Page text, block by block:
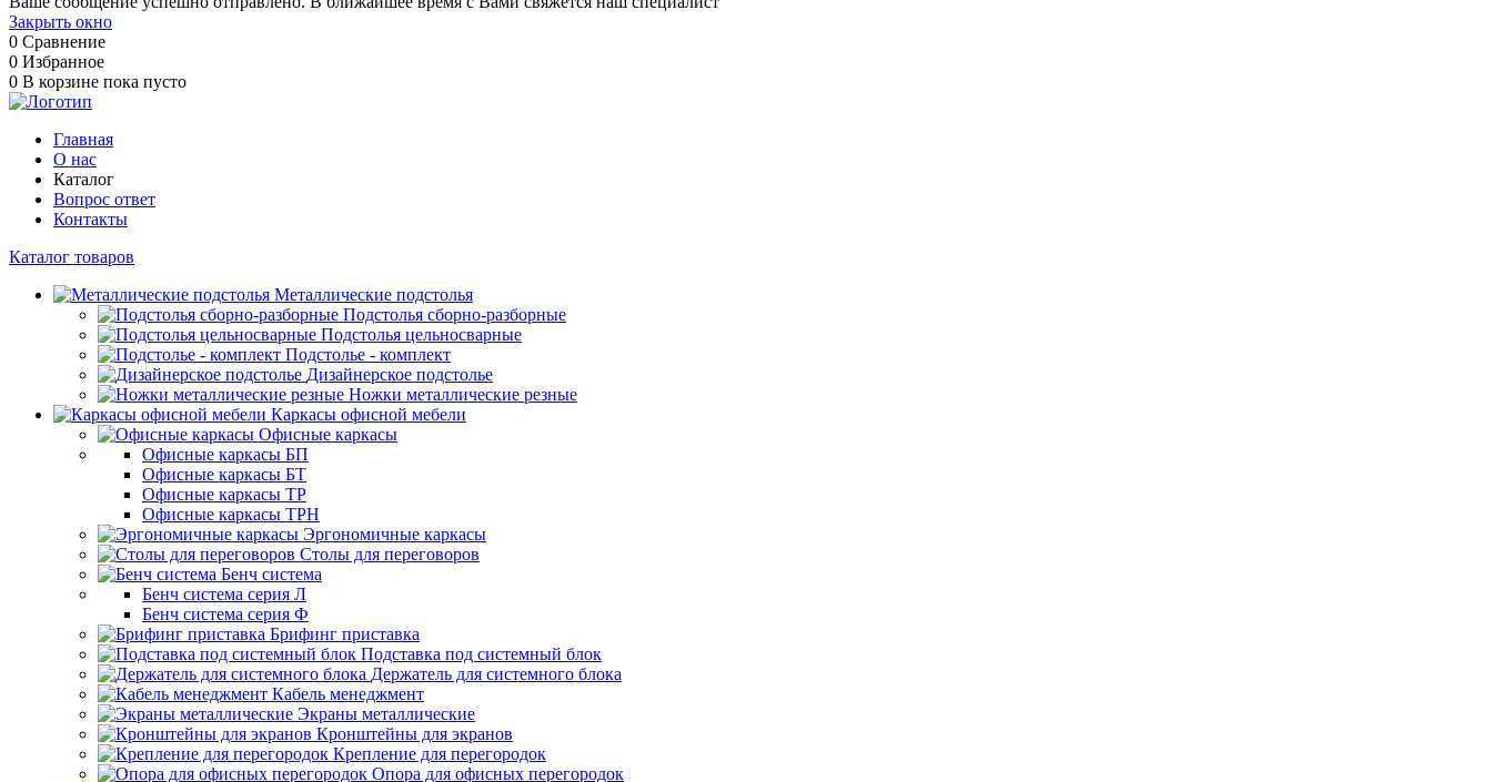
Закрыть окно
0 Сравнение
0 Избранное
0 В корзине пока пусто
Главная
О нас
Каталог
Вопрос ответ
Контакты
Каталог товаров
Металлические подстолья
Подстолья сборно-разборные
Подстолья цельносварные
Подстолье - комплект
Дизайнерское подстолье
Ножки металлические резные
Каркасы офисной мебели
Офисные каркасы
Офисные каркасы БП
Офисные каркасы БТ
Офисные каркасы ТР
Офисные каркасы ТРН
Эргономичные каркасы
Столы для переговоров
Бенч система
Бенч система серия Л
Бенч система серия Ф
Брифинг приставка
Подставка под системный блок
Держатель для системного блока
Кабель менеджмент
Экраны металлические
Кронштейны для экранов
Крепление для перегородок
Опора для офисных перегородок